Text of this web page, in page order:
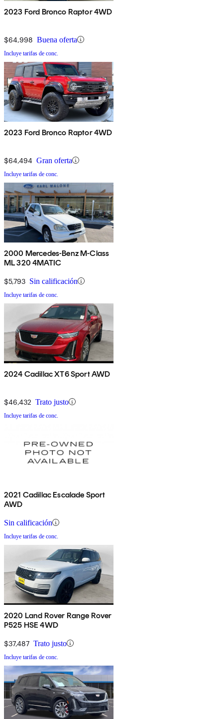
2023 Ford Bronco Raptor 4WD
$64,998 Buena oferta
Incluye tarifas de conc.
2023 Ford Bronco Raptor 4WD
$64,494 Gran oferta
Incluye tarifas de conc.
2000 Mercedes-Benz M-Class
ML 320 4MATIC
$5,793 Sin calificación
Incluye tarifas de conc.
2024 Cadillac XT6 Sport AWD
$46,432 Trato justo
Incluye tarifas de conc.
2021 Cadillac Escalade Sport
AWD
Sin calificación
Incluye tarifas de conc.
2020 Land Rover Range Rover
P525 HSE 4WD
$37,487 Trato justo
Incluye tarifas de conc.